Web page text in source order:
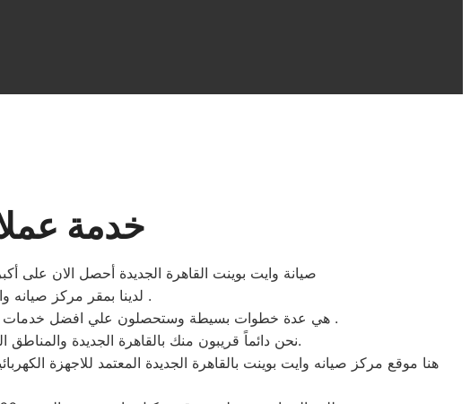
خدمة
صيانة وايت بوينت القاهرة الجديدة أحصل الان على
لدينا بمقر مركز صيانه وايت بوينت القاهرة الجديدة ستجدون سهولة الخدمة لتواجد المكونات الاصلية .
هي عدة خطوات بسيطة وستحصلون علي افضل خدمات اصلاح الاجهزة الكهربائية المنزلية وايت بوينت بحد اقصي اربعة وعشرون ساعة بجميع احياء القاهرة الجديدة .
نحن دائماً قريبون منك بالقاهرة الجديدة والمناطق المحيطة، نحن بجانبك لتقديم الدعم الفني والمشورة وضمان إصلاح سريع، فقط ثق بنا وبكفائتنا المهنية.
هنا موقع مركز صيانه وايت بوينت بالقاهرة الجديدة المعتمد للاجهزة